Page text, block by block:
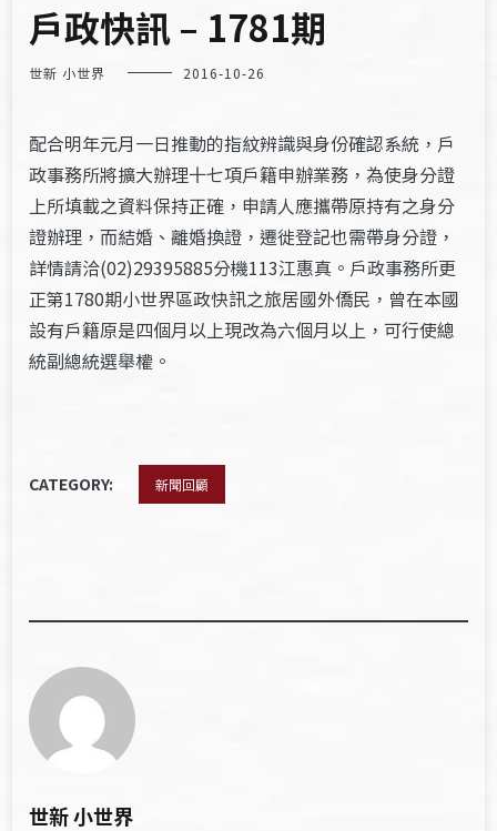
戶政快訊 – 1781期
世新 小世界 2016-10-26
配合明年元月一日推動的指紋辨識與身份確認系統，戶
政事務所將擴大辦理十七項戶籍申辦業務，為使身分證
上所填載之資料保持正確，申請人應攜帶原持有之身分
證辦理，而結婚、離婚換證，遷徙登記也需帶身分證，
詳情請洽(02)29395885分機113江惠真。戶政事務所更
正第1780期小世界區政快訊之旅居國外僑民，曾在本國
設有戶籍原是四個月以上現改為六個月以上，可行使總
統副總統選舉權。
CATEGORY: 新聞回顧
世新 小世界